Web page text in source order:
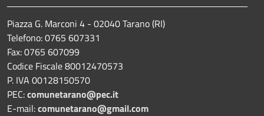
Piazza G. Marconi 4 - 02040 Tarano (RI)
Telefono: 0765 607331
Fax: 0765 607099
Codice Fiscale 80012470573
P. IVA 00128150570
PEC:comunetarano@pec.it
E-mail:comunetarano@gmail.com